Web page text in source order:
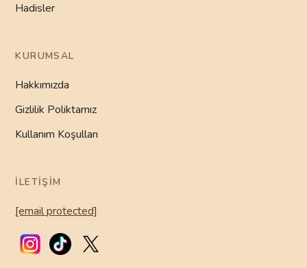
Hadisler
KURUMSAL
Hakkımızda
Gizlilik Poliktamız
Kullanım Koşulları
İLETIŞIM
[email protected]